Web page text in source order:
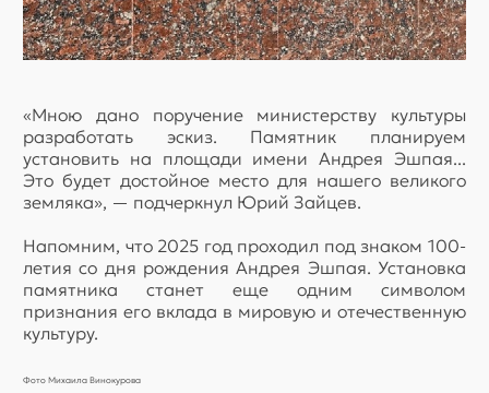
«Мною дано поручение министерству культуры
разработать эскиз. Памятник планируем
установить на площади имени Андрея Эшпая...
Это будет достойное место для нашего великого
земляка», — подчеркнул Юрий Зайцев.
Напомним, что 2025 год проходил под знаком 100-
летия со дня рождения Андрея Эшпая. Установка
памятника станет еще одним символом
признания его вклада в мировую и отечественную
культуру.
Фото Михаила Винокурова